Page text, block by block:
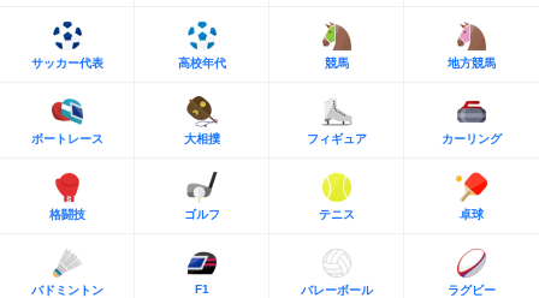
サッカー代表 高校年代 競馬 地方競馬
ボートレース 大相撲 フィギュア カーリング
格闘技 ゴルフ テニス 卓球
バドミントン F1 バレーボール ラグビー